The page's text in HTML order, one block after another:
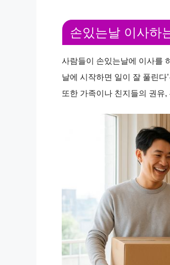
손있는날 이사하
사람들이 손있는날에 이사를
날에 시작하면 일이 잘 풀린다
또한 가족이나 친지들의 권유